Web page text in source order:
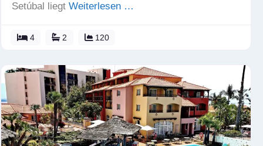
Setúbal liegt Weiterlesen …
4 2 120